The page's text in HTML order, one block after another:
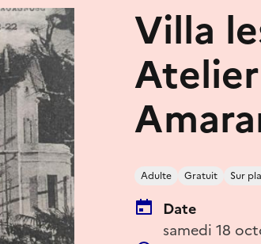
Villa
Adulte Gratuit Sur
Date
samedi 18